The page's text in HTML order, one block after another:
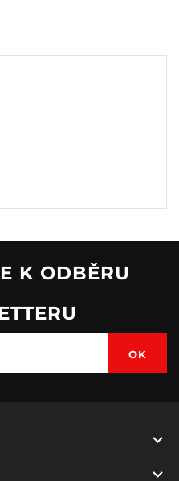
K ODBĚRU

